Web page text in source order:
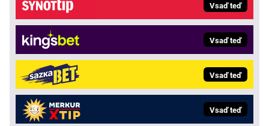
Vsaď teď
Vsaď teď
Vsaď teď
Vsaď teď